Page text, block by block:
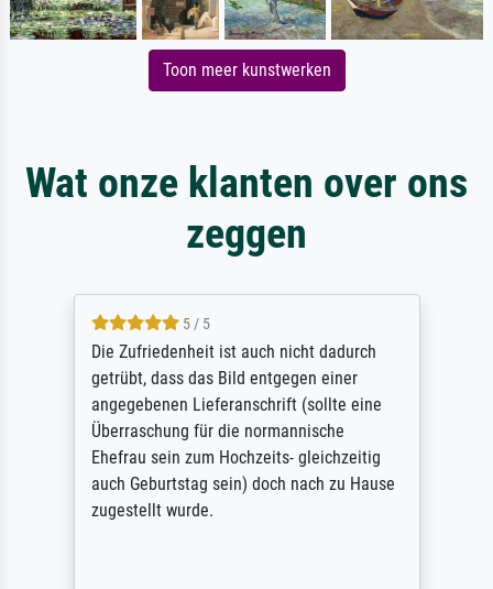
Toon meer kunstwerken
Wat onze klanten over ons
zeggen
5 / 5
Die Zufriedenheit ist auch nicht dadurch
getrübt, dass das Bild entgegen einer
angegebenen Lieferanschrift (sollte eine
Überraschung für die normannische
Ehefrau sein zum Hochzeits- gleichzeitig
auch Geburtstag sein) doch nach zu Hause
zugestellt wurde.